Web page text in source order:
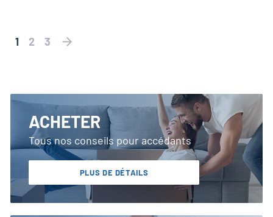
1 2 3
ACHETER
Tous nos conseils pour accédants
PLUS DE DÉTAILS